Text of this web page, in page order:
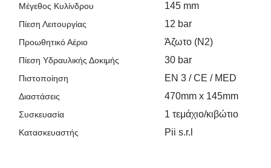
Μέγεθος Κυλίνδρου 145 mm
Πίεση Λειτουργίας 12 bar
Προωθητικό Αέριο Άζωτο (Ν2)
Πίεση Υδραυλικής Δοκιμής 30 bar
Πιστοποίηση EN 3 / CE / MED
Διαστάσεις 470mm x 145mm
Συσκευασία 1 τεμάχιο/κιβώτιο
Κατασκευαστής Pii s.r.l